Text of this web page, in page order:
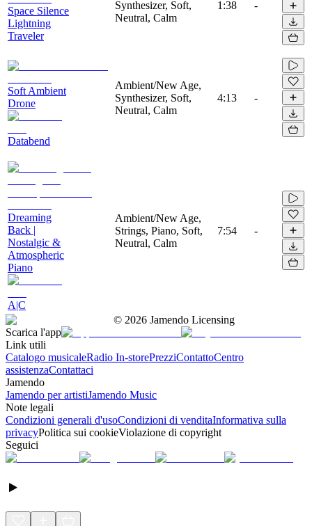
Space Silence
Lightning
Traveler
Synthesizer, Soft,
Neutral, Calm
1:38 -
Soft Ambient
Drone
Databend
Ambient/New Age,
Synthesizer, Soft,
Neutral, Calm
4:13 -
Dreaming
Back |
Nostalgic &
Atmospheric
Piano
A|C
Ambient/New Age,
Strings, Piano, Soft,
Neutral, Calm
7:54 -
© 2026 Jamendo Licensing
Scarica l'app
Link utili
Catalogo musicaleRadio In-storePrezziContattoCentro
assistenzaContattaci
Jamendo
Jamendo per artistiJamendo Music
Note legali
Condizioni generali d'usoCondizioni di venditaInformativa sulla
privacyPolitica sui cookieViolazione di copyright
Seguici